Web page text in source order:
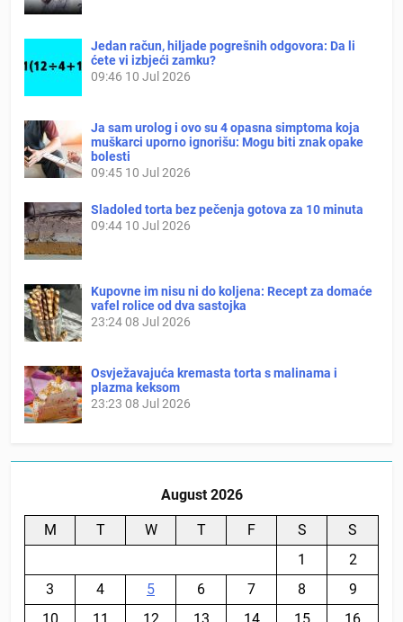
Jedan račun, hiljade pogrešnih odgovora: Da li
ćete vi izbjeći zamku?
09:46 10 Jul 2026
Ja sam urolog i ovo su 4 opasna simptoma koja
muškarci uporno ignorišu: Mogu biti znak opake
bolesti
09:45 10 Jul 2026
Sladoled torta bez pečenja gotova za 10 minuta
09:44 10 Jul 2026
Kupovne im nisu ni do koljena: Recept za domaće
vafel rolice od dva sastojka
23:2408 Jul 2026
Osvježavajuća kremasta torta s malinama i
plazma keksom
23:23 08 Jul 2026
August 2026
M T W T F S
S
1
2
3
4 5 6 7 8
9
10
11 12 13 14 15 16